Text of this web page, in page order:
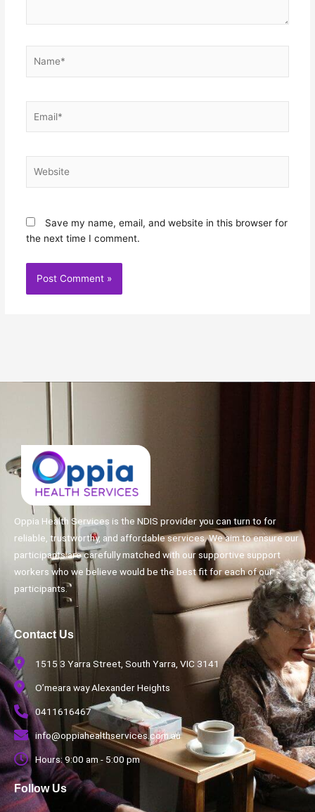
Save my name, email, and website in this browser for
the next time I comment.
Oppia Health Services is the NDIS provider you can turn to for
reliable, trustworthy, and affordable services. We aim to ensure our
participants are carefully matched with our supportive support
workers who we believe would be the best fit for each of our
participants.
Contact Us
1515 3 Yarra Street, South Yarra, VIC 3141
O’meara way Alexander Heights
0411616467
info@oppiahealthservices.com.au
Hours: 9:00 am - 5:00 pm
Follow Us